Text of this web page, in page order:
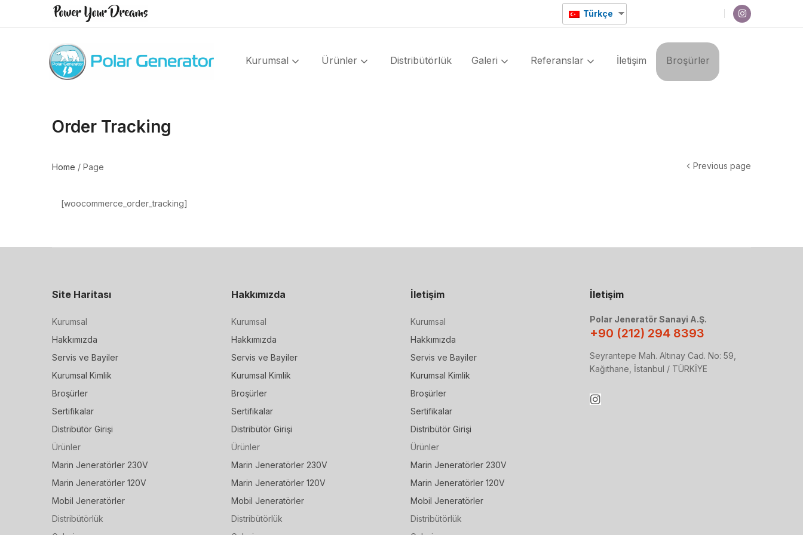
Türkçe
Kurumsal Ürünler Distribütörlük Galeri Referanslar İletişim Broşürler
Order Tracking
Home / Page Previous page
[woocommerce_order_tracking]
Site Haritası
Kurumsal
Hakkımızda
Servis ve Bayiler
Kurumsal Kimlik
Broşürler
Sertifikalar
Distribütör Girişi
Ürünler
Marin Jeneratörler 230V
Marin Jeneratörler 120V
Mobil Jeneratörler
Distribütörlük
Hakkımızda
Kurumsal
Hakkımızda
Servis ve Bayiler
Kurumsal Kimlik
Broşürler
Sertifikalar
Distribütör Girişi
Ürünler
Marin Jeneratörler 230V
Marin Jeneratörler 120V
Mobil Jeneratörler
Distribütörlük
İletişim
Kurumsal
Hakkımızda
Servis ve Bayiler
Kurumsal Kimlik
Broşürler
Sertifikalar
Distribütör Girişi
Ürünler
Marin Jeneratörler 230V
Marin Jeneratörler 120V
Mobil Jeneratörler
Distribütörlük
İletişim
Polar Jeneratör Sanayi A.Ş.
+90 (212) 294 8393
Seyrantepe Mah. Altınay Cad. No: 59,
Kağıthane, İstanbul / TÜRKİYE